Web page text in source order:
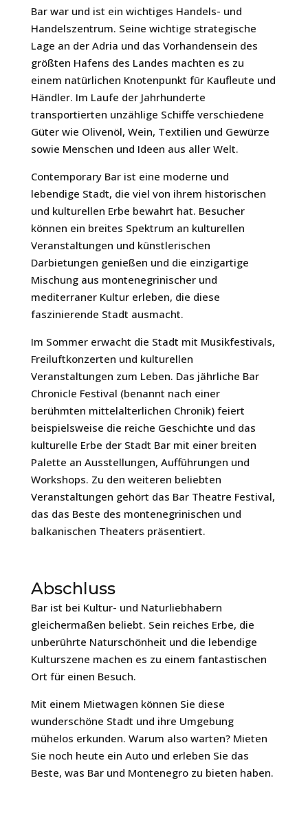
Bar war und ist ein wichtiges Handels- und
Handelszentrum. Seine wichtige strategische
Lage an der Adria und das Vorhandensein des
größten Hafens des Landes machten es zu
einem natürlichen Knotenpunkt für Kaufleute und
Händler. Im Laufe der Jahrhunderte
transportierten unzählige Schiffe verschiedene
Güter wie Olivenöl, Wein, Textilien und Gewürze
sowie Menschen und Ideen aus aller Welt.
Contemporary Bar ist eine moderne und
lebendige Stadt, die viel von ihrem historischen
und kulturellen Erbe bewahrt hat. Besucher
können ein breites Spektrum an kulturellen
Veranstaltungen und künstlerischen
Darbietungen genießen und die einzigartige
Mischung aus montenegrinischer und
mediterraner Kultur erleben, die diese
faszinierende Stadt ausmacht.
Im Sommer erwacht die Stadt mit Musikfestivals,
Freiluftkonzerten und kulturellen
Veranstaltungen zum Leben. Das jährliche Bar
Chronicle Festival (benannt nach einer
berühmten mittelalterlichen Chronik) feiert
beispielsweise die reiche Geschichte und das
kulturelle Erbe der Stadt Bar mit einer breiten
Palette an Ausstellungen, Aufführungen und
Workshops. Zu den weiteren beliebten
Veranstaltungen gehört das Bar Theatre Festival,
das das Beste des montenegrinischen und
balkanischen Theaters präsentiert.
Abschluss
Bar ist bei Kultur- und Naturliebhabern
gleichermaßen beliebt. Sein reiches Erbe, die
unberührte Naturschönheit und die lebendige
Kulturszene machen es zu einem fantastischen
Ort für einen Besuch.
Mit einem Mietwagen können Sie diese
wunderschöne Stadt und ihre Umgebung
mühelos erkunden. Warum also warten? Mieten
Sie noch heute ein Auto und erleben Sie das
Beste, was Bar und Montenegro zu bieten haben.